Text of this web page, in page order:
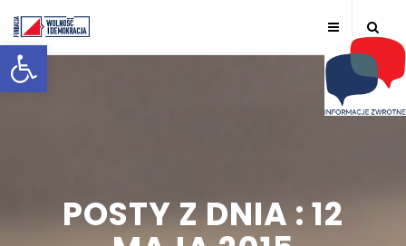
Otwórz pasek narzędzi
POSTY Z DNIA : 12